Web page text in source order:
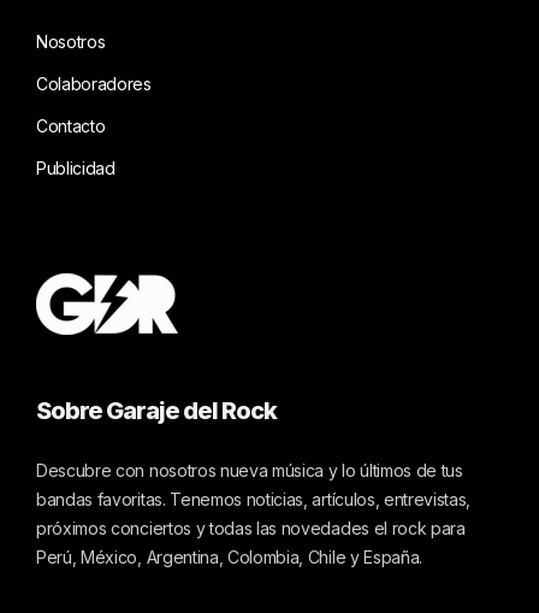
Nosotros
Colaboradores
Contacto
Publicidad
Sobre Garaje del Rock
Descubre con nosotros nueva música y lo últimos de tus
bandas favoritas. Tenemos noticias, artículos, entrevistas,
próximos conciertos y todas las novedades el rock para
Perú, México, Argentina, Colombia, Chile y España.